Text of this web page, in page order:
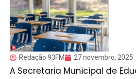
Redação 93FM 27 novembro, 2025
A Secretaria Municipal de